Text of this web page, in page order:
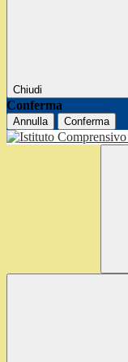
Chiudi
Conferma
Annulla Conferma